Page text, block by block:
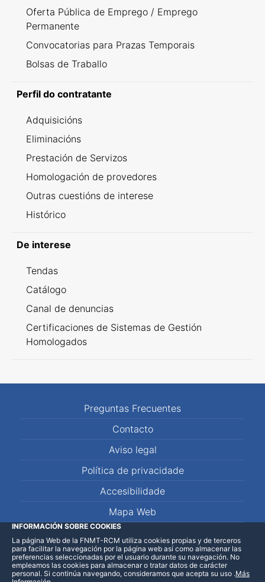
Oferta Pública de Emprego / Emprego
Permanente
Convocatorias para Prazas Temporais
Bolsas de Traballo
Perfil do contratante
Adquisicións
Eliminacións
Prestación de Servizos
Homologación de provedores
Outras cuestións de interese
Histórico
De interese
Tendas
Catálogo
Canal de denuncias
Certificaciones de Sistemas de Gestión
Homologados
Preguntas Frecuentes
Contacto
Aviso legal
Política de privacidade
Accesibilidade
Mapa Web
LinkedInFacebookWhatsApp
INFORMACIÓN SOBRE COOKIES
La página Web de la FNMT-RCM utiliza cookies propias y de terceros
para facilitar la navegación por la página web así como almacenar las
preferencias seleccionadas por el usuario durante su navegación. No
empleamos las cookies para almacenar o tratar datos de carácter
personal. Si continúa navegando, consideramos que acepta su uso .Más